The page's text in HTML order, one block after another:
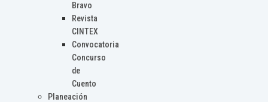
Bravo
Revista
CINTEX
Convocatoria
Concurso
de
Cuento
Planeación